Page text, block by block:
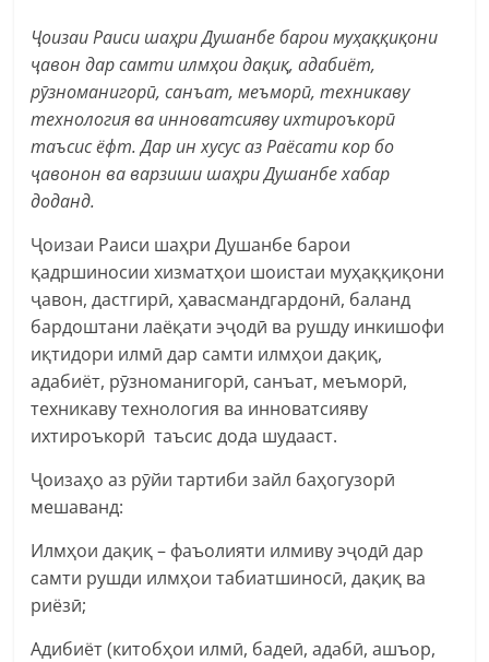
Ҷоизаи Раиси шаҳри Душанбе барои муҳаққиқони
ҷавон дар самти илмҳои дақиқ, адабиёт,
рӯзноманигорӣ, санъат, меъморӣ, техникаву
технология ва инноватсияву ихтироъкорӣ
таъсис ёфт. Дар ин хусус аз Раёсати кор бо
ҷавонон ва варзиши шаҳри Душанбе хабар
доданд.
Ҷоизаи Раиси шаҳри Душанбе барои
қадршиносии хизматҳои шоистаи муҳаққиқони
ҷавон, дастгирӣ, ҳавасмандгардонӣ, баланд
бардоштани лаёқати эҷодӣ ва рушду инкишофи
иқтидори илмӣ дар самти илмҳои дақиқ,
адабиёт, рӯзноманигорӣ, санъат, меъморӣ,
техникаву технология ва инноватсияву
ихтироъкорӣ таъсис дода шудааст.
Ҷоизаҳо аз рӯйи тартиби зайл баҳогузорӣ
мешаванд:
Илмҳои дақиқ – фаъолияти илмиву эҷодӣ дар
самти рушди илмҳои табиатшиносӣ, дақиқ ва
риёзӣ;
Адибиёт (китобҳои илмӣ, бадеӣ, адабӣ, ашъор,